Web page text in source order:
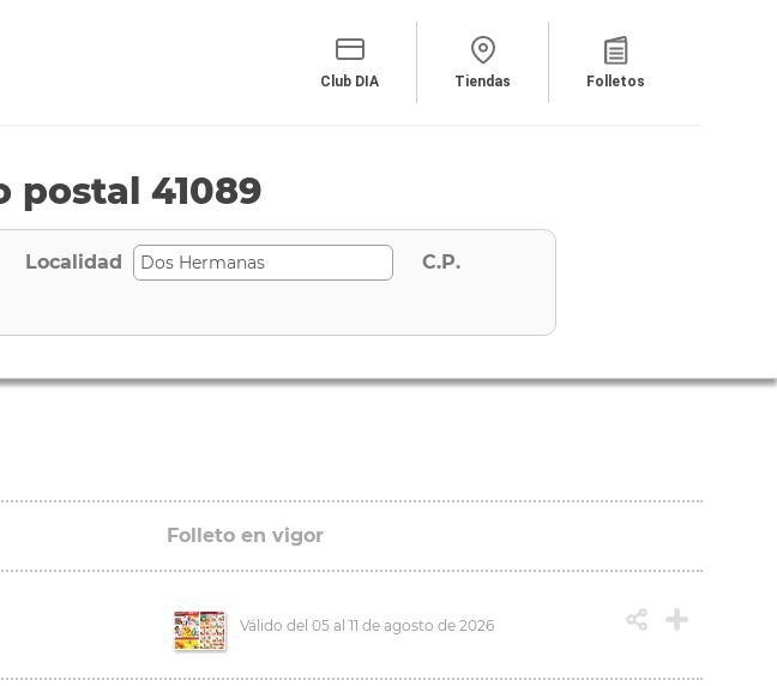
Club DIA Tiendas Folletos
postal 41089
Localidad C.P.
Folleto en vigor
Válido del 05 al 11 de agosto de 2026